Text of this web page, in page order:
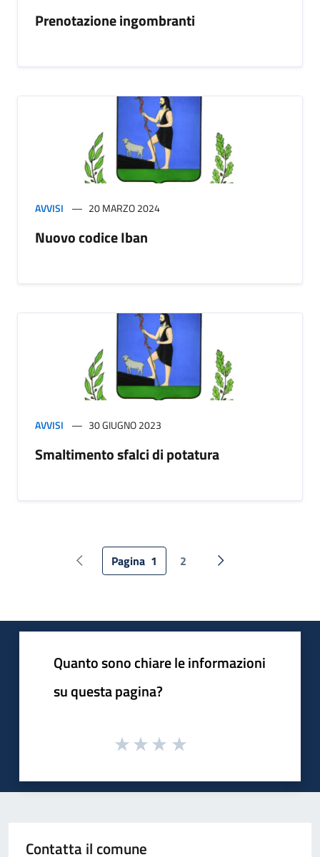
Prenotazione ingombranti
AVVISI 20 MARZO 2024
Nuovo codice Iban
AVVISI 30 GIUGNO 2023
Smaltimento sfalci di potatura
Pagina precedente
Pagina 1 2 Pagina successiva
Quanto sono chiare le informazioni
su questa pagina?
Contatta il comune